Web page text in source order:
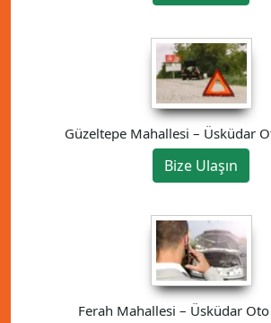
Güzeltepe Mahallesi – Üsküdar
Bize Ulaşın
Ferah Mahallesi – Üsküdar Oto